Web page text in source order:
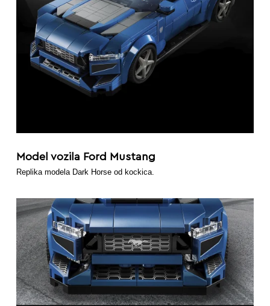
Model vozila Ford Mustang
Replika modela Dark Horse od kockica.